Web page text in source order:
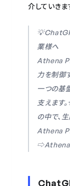
介していきま
業様へ
Athena
力を制御
一つの基
支えます
の中で、
Athena
⇨Athena